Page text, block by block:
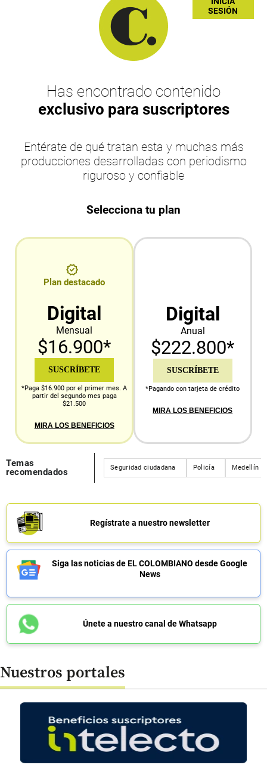
SESIÓN
Has encontrado contenido
exclusivo para suscriptores
Entérate de qué tratan esta y muchas más
producciones desarrolladas con periodismo
riguroso y confiable
Selecciona tu plan
Plan destacado
Digital
Mensual
$16.900*
SUSCRÍBETE
*Paga $16.900 por el primer mes. A
partir del segundo mes paga
$21.500
MIRA LOS BENEFICIOS
Digital
Anual
$222.800*
SUSCRÍBETE
*Pagando con tarjeta de crédito
MIRA LOS BENEFICIOS
Temas
recomendados
Seguridad ciudadana Policía Medellín
Regístrate a nuestro newsletter
Siga las noticias de EL COLOMBIANO desde Google
News
Únete a nuestro canal de Whatsapp
Nuestros portales